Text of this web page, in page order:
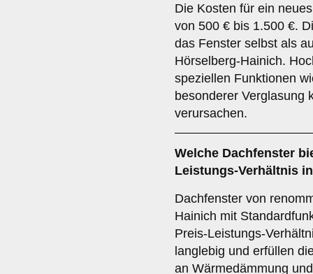
Die Kosten für ein
von 500 € bis 1.500 €.
das Fenster selbst als
Hörselberg-Hainich.
speziellen Funktionen
besonderer Verglasung
verursachen.
Welche Dachfenster
Leistungs-Verhältnis
Dachfenster von
Hainich mit
Preis-Leistungs-
langlebig und erfüllen
an Wärmedämmung